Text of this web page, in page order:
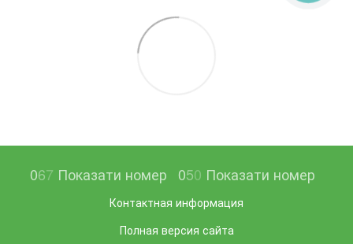
067 Показати номер 050 Показати номер
Контактная информация
Полная версия сайта